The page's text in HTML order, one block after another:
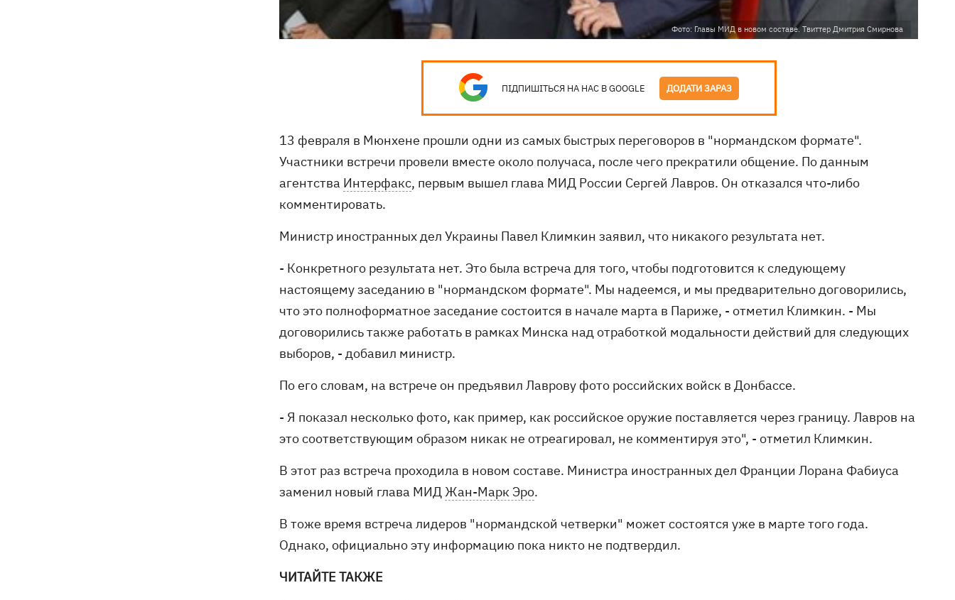
Фото: Главы МИД в новом составе. Твиттер Дмитрия Смирнова
ПІДПИШІТЬСЯ НА НАС В GOOGLE ДОДАТИ ЗАРАЗ
13 февраля в Мюнхене прошли одни из самых быстрых переговоров в "нормандском формате".
Участники встречи провели вместе около получаса, после чего прекратили общение. По данным
агентства Интерфакс, первым вышел глава МИД России Сергей Лавров. Он отказался что-либо
комментировать.
Министр иностранных дел Украины Павел Климкин заявил, что никакого результата нет.
- Конкретного результата нет. Это была встреча для того, чтобы подготовится к следующему
настоящему заседанию в "нормандском формате". Мы надеемся, и мы предварительно договорились,
что это полноформатное заседание состоится в начале марта в Париже, - отметил Климкин. - Мы
договорились также работать в рамках Минска над отработкой модальности действий для следующих
выборов, - добавил министр.
По его словам, на встрече он предъявил Лаврову фото российских войск в Донбассе.
- Я показал несколько фото, как пример, как российское оружие поставляется через границу. Лавров на
это соответствующим образом никак не отреагировал, не комментируя это", - отметил Климкин.
В этот раз встреча проходила в новом составе. Министра иностранных дел Франции Лорана Фабиуса
заменил новый глава МИДЖан-Марк Эро.
В тоже время встреча лидеров "нормандской четверки" может состоятся уже в марте того года.
Однако, официально эту информацию пока никто не подтвердил.
ЧИТАЙТЕ ТАКЖЕ